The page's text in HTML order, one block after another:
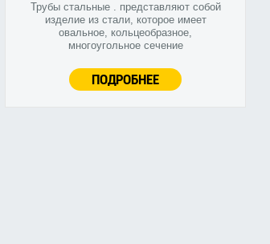
Трубы стальные . представляют собой
изделие из стали, которое имеет
овальное, кольцеобразное,
многоугольное сечение
ПОДРОБНЕЕ